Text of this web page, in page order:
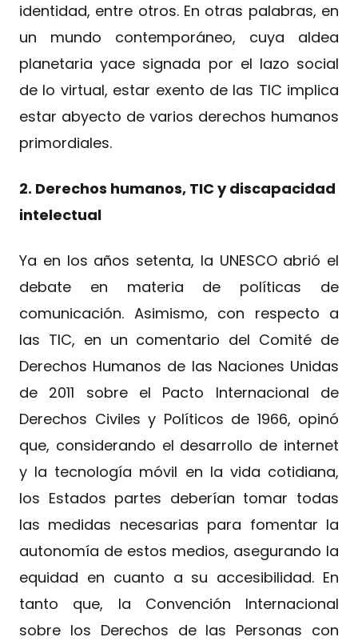
identidad, entre otros. En otras palabras, en
un mundo contemporáneo, cuya aldea
planetaria yace signada por el lazo social
de lo virtual, estar exento de las TIC implica
estar abyecto de varios derechos humanos
primordiales.
2. Derechos humanos, TIC y discapacidad
intelectual
Ya en los años setenta, la UNESCO abrió el
debate en materia de políticas de
comunicación. Asimismo, con respecto a
las TIC, en un comentario del Comité de
Derechos Humanos de las Naciones Unidas
de 2011 sobre el Pacto Internacional de
Derechos Civiles y Políticos de 1966, opinó
que, considerando el desarrollo de internet
y la tecnología móvil en la vida cotidiana,
los Estados partes deberían tomar todas
las medidas necesarias para fomentar la
autonomía de estos medios, asegurando la
equidad en cuanto a su accesibilidad. En
tanto que, la Convención Internacional
sobre los Derechos de las Personas con